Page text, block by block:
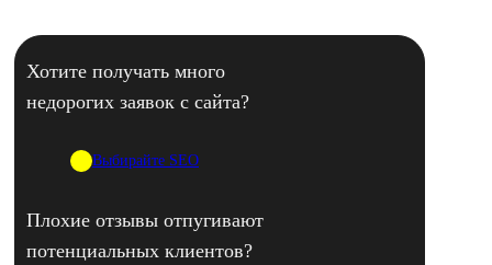
Хотите получать много
недорогих заявок с сайта?
Выбирайте SEO
Плохие отзывы отпугивают
потенциальных клиентов?